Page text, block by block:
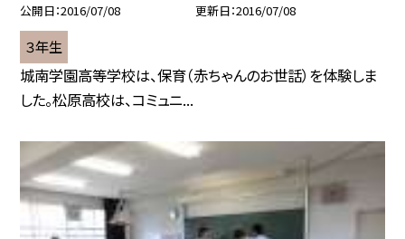
公開日 2016/07/08 更新日 2016/07/08
３年生
城南学園高等学校は、保育（赤ちゃんのお世話）を体験しま
した。松原高校は、コミュニ...